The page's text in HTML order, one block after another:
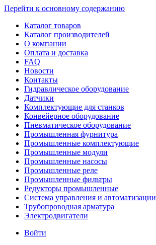
Перейти к основному содержанию
Каталог товаров
Каталог производителей
О компании
Оплата и доставка
FAQ
Новости
Контакты
Гидравлическое оборудование
Датчики
Комплектующие для станков
Конвейерное оборудование
Пневматическое оборудование
Промышленная фурнитура
Промышленные комплектующие
Промышленные модули
Промышленные насосы
Промышленные реле
Промышленные фильтры
Редукторы промышленные
Система управления и автоматизации
Трубопроводная арматура
Электродвигатели
Войти